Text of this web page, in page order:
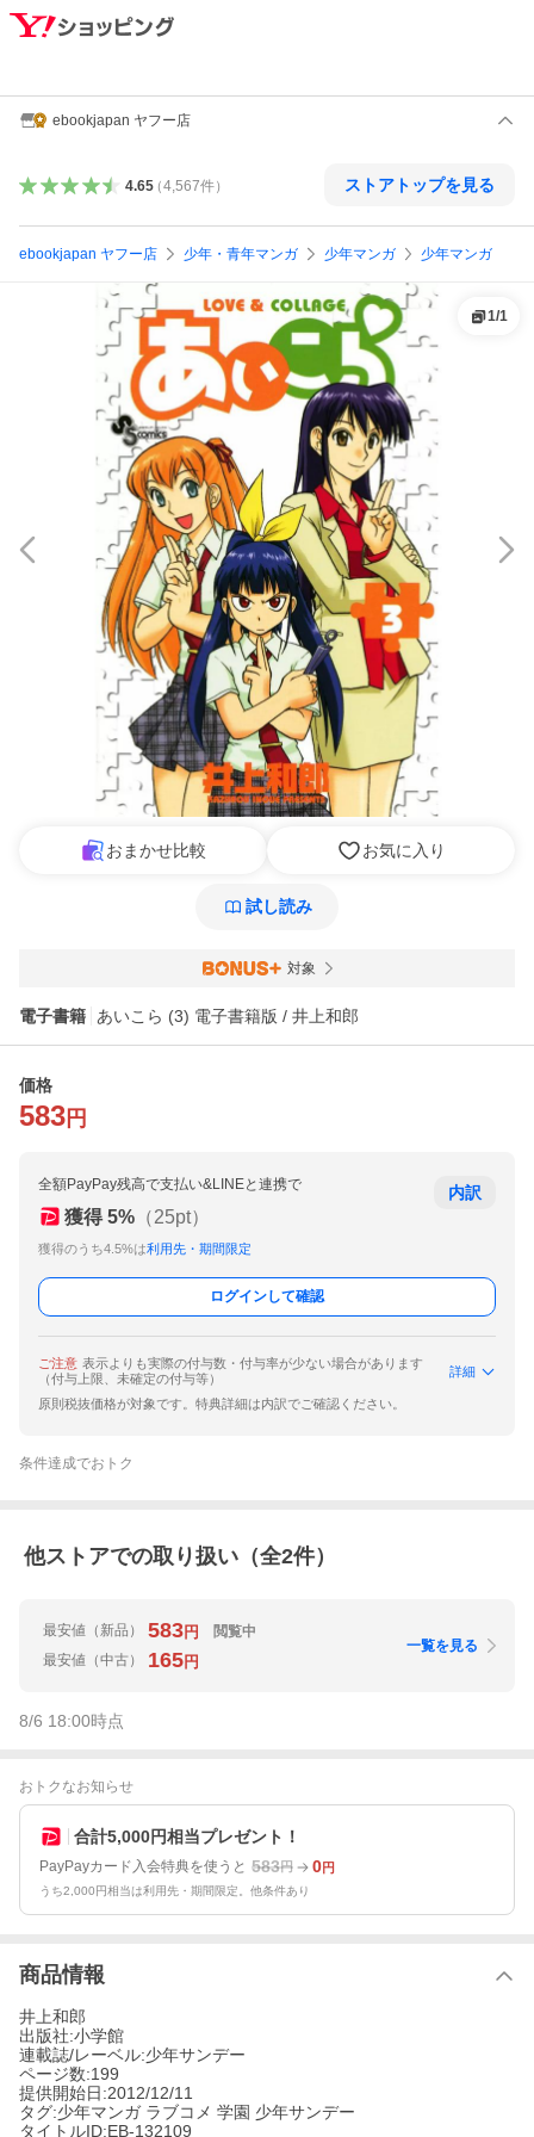
ebookjapan ヤフー店
4.65（4,567件） ストアトップを見る
ebookjapan ヤフー店 少年・青年マンガ 少年マンガ 少年マンガ
1/1
おまかせ比較 お気に入り
試し読み
対象
電子書籍 あいこら (3) 電子書籍版 / 井上和郎
価格
583 円
全額PayPay残高で支払い&LINEと連携で
獲得 5% （25pt）
獲得のうち4.5%は利用先・期間限定
内訳
ログインして確認
ご注意 表示よりも実際の付与数・付与率が少ない場合があります
（付与上限、未確定の付与等）
詳細
原則税抜価格が対象です。特典詳細は内訳でご確認ください。
条件達成でおトク
他ストアでの取り扱い（全2件）
最安値 （新品） 583円
閲覧中
最安値 （中古） 165円
一覧を見る
8/6 18:00時点
おトクなお知らせ
合計5,000円相当プレゼント！
PayPayカード入会特典を使うと 583円 0円
うち2,000円相当は利用先・期間限定。他条件あり
商品情報
井上和郎
出版社:小学館
連載誌/レーベル:少年サンデー
ページ数:199
提供開始日:2012/12/11
タグ:少年マンガ ラブコメ 学園 少年サンデー
タイトルID:EB-132109